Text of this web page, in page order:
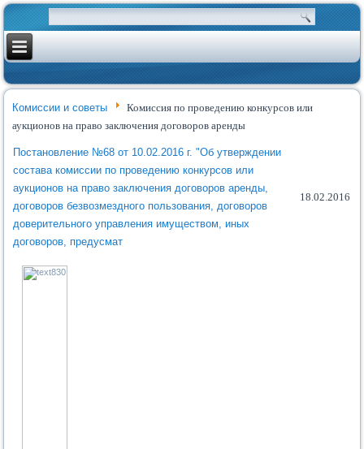
Комиссии и советы
Комиссия по проведению конкурсов или
аукционов на право заключения договоров аренды
Постановление №68 от 10.02.2016 г. "Об утверждении
состава комиссии по проведению конкурсов или
аукционов на право заключения договоров аренды,
договоров безвозмездного пользования, договоров
доверительного управления имуществом, иных
договоров, предусмат
18.02.2016